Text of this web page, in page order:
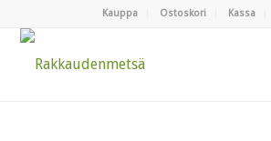
Kauppa Ostoskori Kassa